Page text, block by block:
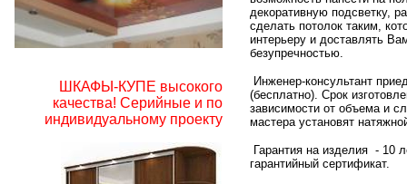
ШКАФЫ-КУПЕ высокого
качества! Серийные и по
индивидуальному проекту
декоративную подсветку,
сделать потолок таким,
интерьеру и доставлять
безупречностью.
Инженер-консультант
(бесплатно). Срок
зависимости от объема и
мастера установят
Гарантия на изделия - 10
гарантийный сертификат.